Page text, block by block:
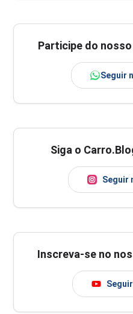
Participe do
Seguir
Siga o
Seguir
Inscreva-se no